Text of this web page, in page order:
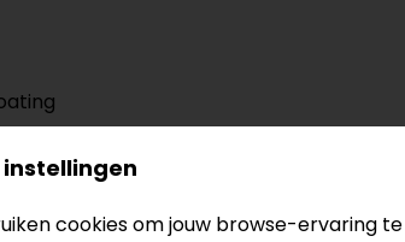
instellingen
cookies om jouw browse-ervaring te